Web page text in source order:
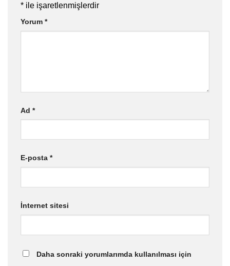
* ile işaretlenmişlerdir
Yorum *
Ad *
E-posta *
İnternet sitesi
Daha sonraki yorumlarımda kullanılması için